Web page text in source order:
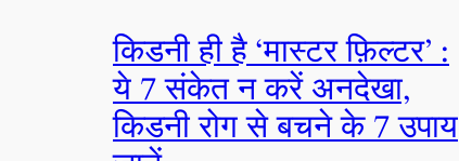
किडनी ही है ‘मास्टर फ़िल्टर’ :
ये 7 संकेत न करें अनदेखा,
किडनी रोग से बचने के 7 उपाय